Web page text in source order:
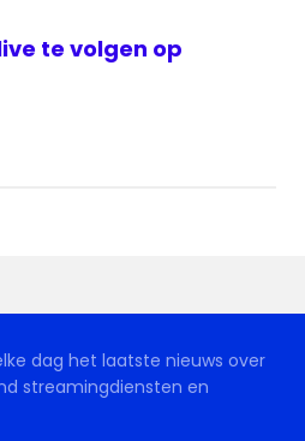
te volgen op
dag het laatste nieuws over
streamingdiensten en